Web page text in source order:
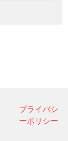
プライバシ
ーポリシー